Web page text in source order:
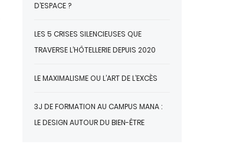
D’ESPACE ?
LES 5 CRISES SILENCIEUSES QUE
TRAVERSE L’HÔTELLERIE DEPUIS 2020
LE MAXIMALISME OU L’ART DE L’EXCÈS
3J DE FORMATION AU CAMPUS MANA :
LE DESIGN AUTOUR DU BIEN-ÊTRE